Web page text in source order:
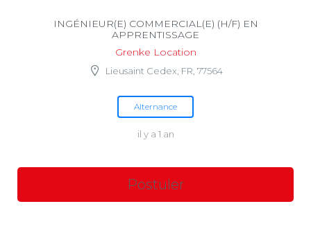
INGÉNIEUR(E) COMMERCIAL(E) (H/F) EN
APPRENTISSAGE
Grenke Location
Lieusaint Cedex, FR, 77564
Alternance
il y a 1 an